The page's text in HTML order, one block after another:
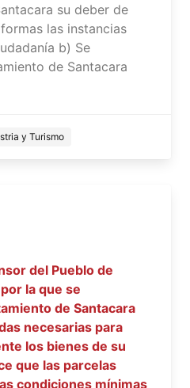
su deber de
las instancias
b) Se
de Santacara
y Turismo
del Pueblo de
la que se
de Santacara
necesarias para
los bienes de su
que las parcelas
condiciones mínimas